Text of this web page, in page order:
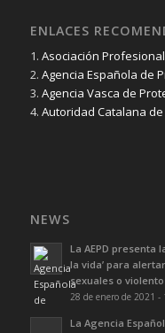
ENLACES
1. Asociación
2. Agencia Española de
3. Agencia Vasca de
4. Autoridad Catalana de
NEWS
La AEPD presenta
la vida’ para
sexuales o
28 de enero de 2021 -
La Agencia